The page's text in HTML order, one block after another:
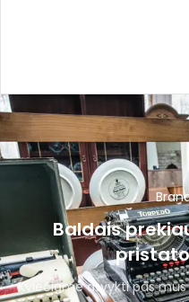
Baldais
Kviečiame atvykti pas